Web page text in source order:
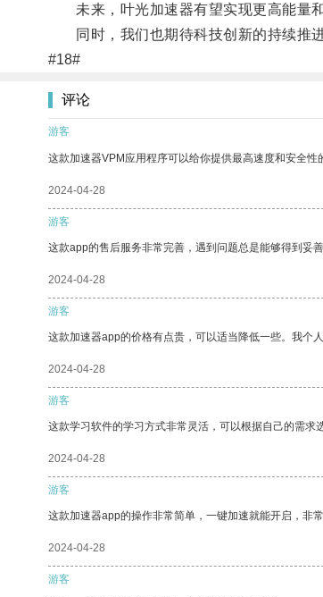
未来，叶光加速器有望实现更高能量和
同时，我们也期待科技创新的持续推进
#18#
评论
游客
这款加速器VPM应用程序可以给你提供最高速度和安全性
2024-04-28
游客
这款app的售后服务非常完善，遇到问题总是能够得到妥
2024-04-28
游客
这款加速器app的价格有点贵，可以适当降低一些。我个
2024-04-28
游客
这款学习软件的学习方式非常灵活，可以根据自己的需求
2024-04-28
游客
这款加速器app的操作非常简单，一键加速就能开启，非常
2024-04-28
游客